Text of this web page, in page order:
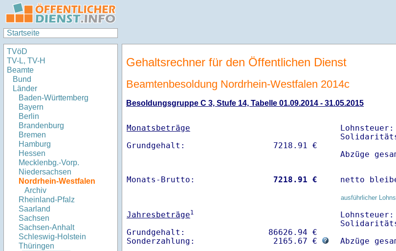
Startseite
TVöD
TV-L, TV-H
Beamte
Bund
Länder
Baden-Württemberg
Bayern
Berlin
Brandenburg
Bremen
Hamburg
Hessen
Mecklenbg.-Vorp.
Niedersachsen
Nordrhein-Westfalen
Archiv
Rheinland-Pfalz
Saarland
Sachsen
Sachsen-Anhalt
Schleswig-Holstein
Thüringen
Gehaltsrechner für den Öffentlichen Dienst
Beamtenbesoldung Nordrhein-Westfalen 2014c
Besoldungsgruppe C 3, Stufe 14, Tabelle 01.09.2014 - 31.05.2015
Monatsbeträge
Abzüge
Monats-Brutto: 7218.91 € netto
ausführlicher
Jahresbeträge1
Grundgehalt:                 86626.94 €
Sonderzahlung:                2165.67 €
Abzüge